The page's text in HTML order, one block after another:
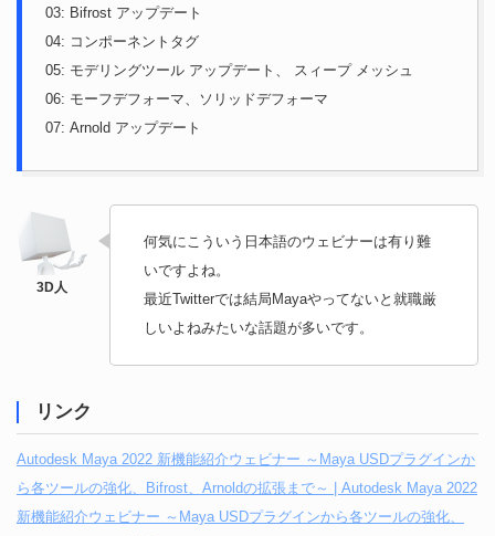
03: Bifrost アップデート
04: コンポーネントタグ
05: モデリングツール アップデート、 スィープ メッシュ
06: モーフデフォーマ、ソリッドデフォーマ
07: Arnold アップデート
何気にこういう日本語のウェビナーは有り難
いですよね。
最近Twitterでは結局Mayaやってないと就職厳
しいよねみたいな話題が多いです。
リンク
Autodesk Maya 2022 新機能紹介ウェビナー ～Maya USDプラグインか
ら各ツールの強化、Bifrost、Arnoldの拡張まで～ | Autodesk Maya 2022
新機能紹介ウェビナー ～Maya USDプラグインから各ツールの強化、